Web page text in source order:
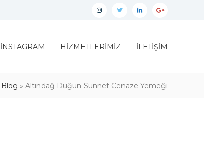
İnstagramtwitter linkedin google
İNSTAGRAM HİZMETLERİMİZ İLETİŞİM
Blog » Altındağ Düğün Sünnet Cenaze Yemeği